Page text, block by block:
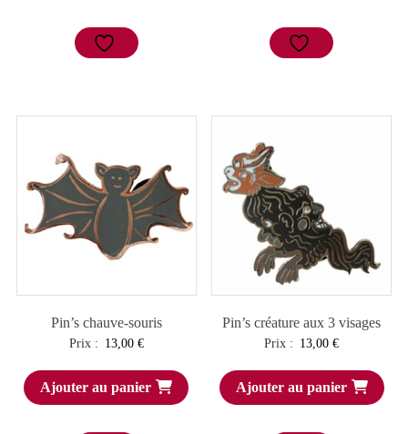
Pin’s chauve-souris
Prix : 13,00 €
Ajouter au panier
Pin’s créature aux 3 visages
Prix : 13,00€
Ajouter au panier